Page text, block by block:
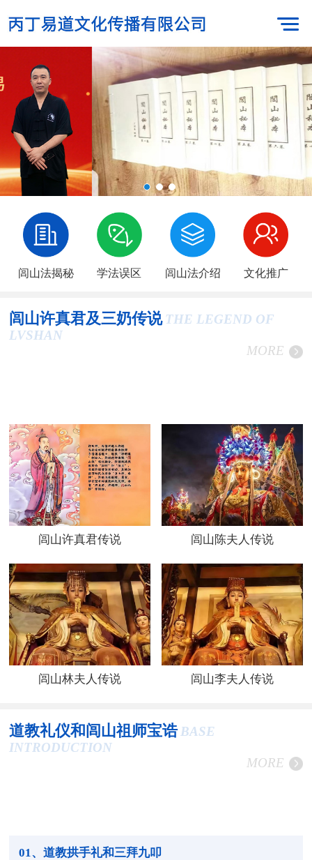
闾山法揭秘 学法误区 闾山法介绍 文化推广
闾山许真君及三奶传说 THE LEGEND OF
LVSHAN
MORE
闾山许真君传说 闾山陈夫人传说
闾山林夫人传说 闾山李夫人传说
道教礼仪和闾山祖师宝诰 BASE
INTRODUCTION
MORE
01 、道教拱手礼和三拜九叩